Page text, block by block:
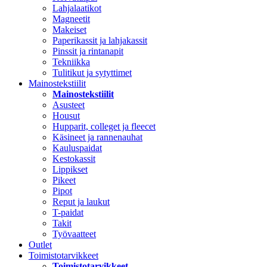
Lahjalaatikot
Magneetit
Makeiset
Paperikassit ja lahjakassit
Pinssit ja rintanapit
Tekniikka
Tulitikut ja sytyttimet
Mainostekstiilit
Mainostekstiilit
Asusteet
Housut
Hupparit, colleget ja fleecet
Käsineet ja rannenauhat
Kauluspaidat
Kestokassit
Lippikset
Pikeet
Pipot
Reput ja laukut
T-paidat
Takit
Työvaatteet
Outlet
Toimistotarvikkeet